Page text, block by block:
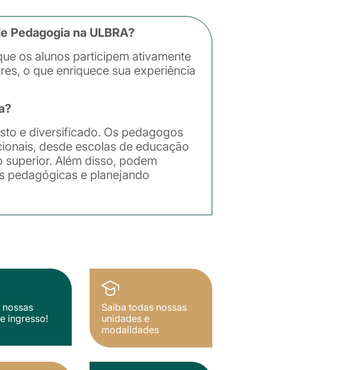
Pedagogia na ULBRA?
os alunos participem ativamente
o que enriquece sua experiência
e diversificado. Os pedagogos
desde escolas de educação
superior. Além disso, podem
pedagógicas e planejando
ingresso!
Saiba todas nossas
unidades e
modalidades